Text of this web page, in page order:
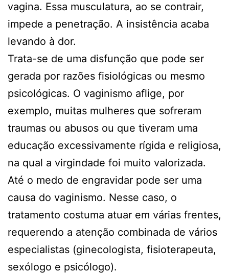
vagina. Essa musculatura, ao se contrair,
impede a penetração. A insistência acaba
levando à dor.
Trata-se de uma disfunção que pode ser
gerada por razões fisiológicas ou mesmo
psicológicas. O vaginismo aflige, por
exemplo, muitas mulheres que sofreram
traumas ou abusos ou que tiveram uma
educação excessivamente rígida e religiosa,
na qual a virgindade foi muito valorizada.
Até o medo de engravidar pode ser uma
causa do vaginismo. Nesse caso, o
tratamento costuma atuar em várias frentes,
requerendo a atenção combinada de vários
especialistas (ginecologista, fisioterapeuta,
sexólogo e psicólogo).